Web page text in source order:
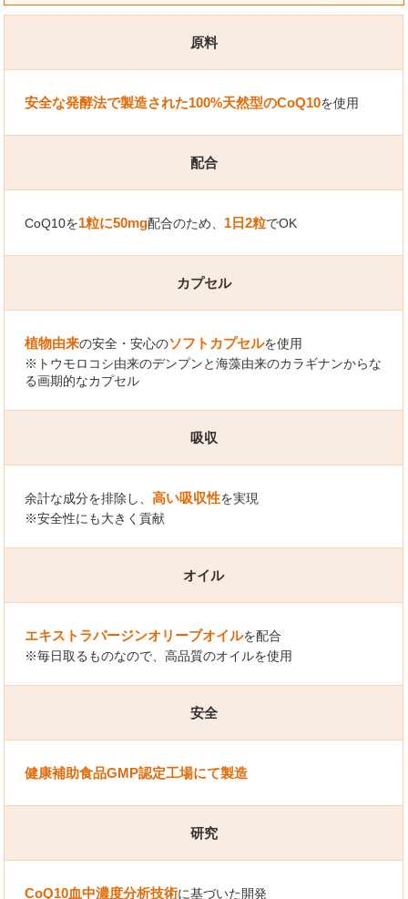
原料
安全な発酵法で製造された100%天然型のCoQ10を使用
配合
CoQ10を1粒に50mg配合のため、 1日2粒でOK
カプセル
植物由来の安全・安心のソフトカプセルを使用
※トウモロコシ由来のデンプンと海藻由来のカラギナンからな
る画期的なカプセル
吸収
余計な成分を排除し、高い吸収性を実現
※安全性にも大きく貢献
オイル
エキストラバージンオリーブオイルを配合
※毎日取るものなので、高品質のオイルを使用
安全
健康補助食品GMP認定工場にて製造
研究
CoQ10血中濃度分析技術に基づいた開発